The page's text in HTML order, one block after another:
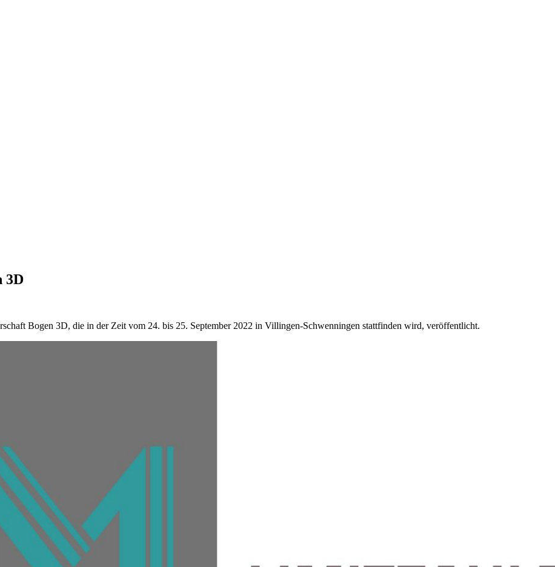
3D
Bogen 3D, die in der Zeit vom 24. bis 25. September 2022 in Villingen-Schwenningen stattfinden wird, veröffentlicht.